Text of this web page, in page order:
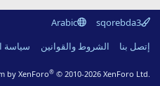
sqorebda3
Arabic
إتصل بنا
الشروط والقوانين سياسة
by XenForo® © 2010-2026 XenForo Ltd.